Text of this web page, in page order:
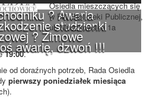
? Awaria
studzienki
? Zimowe
awarię, dzwoń !!!
Osiedla mieszczących się
w Filii Biblioteki Publicznej,
ul. Muszkowska 1a
19:00.
od doraźnych potrzeb, Rada Osiedla
pierwszy poniedziałek miesiąca